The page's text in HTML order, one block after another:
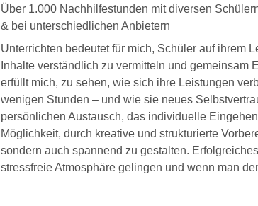
Über 1.000 Nachhilfestunden mit diversen
& bei unterschiedlichen Anbietern
Unterrichten bedeutet für mich, Schüler auf ihrem
Inhalte verständlich zu vermitteln und gemeinsam
erfüllt mich, zu sehen, wie sich ihre Leistungen
wenigen Stunden – und wie sie neues
persönlichen Austausch, das individuelle
Möglichkeit, durch kreative und strukturierte
sondern auch spannend zu gestalten.
stressfreie Atmosphäre gelingen und wenn man